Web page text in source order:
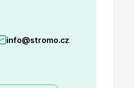
info@stromo.cz